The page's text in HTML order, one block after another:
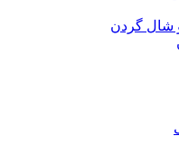
شال گردن